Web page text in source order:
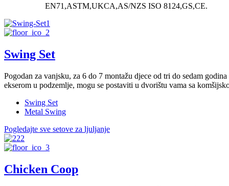
EN71,ASTM,UKCA,AS/NZS ISO 8124,GS,CE.
Swing Set
Pogodan za vanjsku, za 6 do 7 montažu djece od tri do sedam
ekserom u podzemlje, mogu se postaviti u dvorištu vama sa
Swing Set
Metal Swing
Pogledajte sve setove za ljuljanje
Chicken Coop